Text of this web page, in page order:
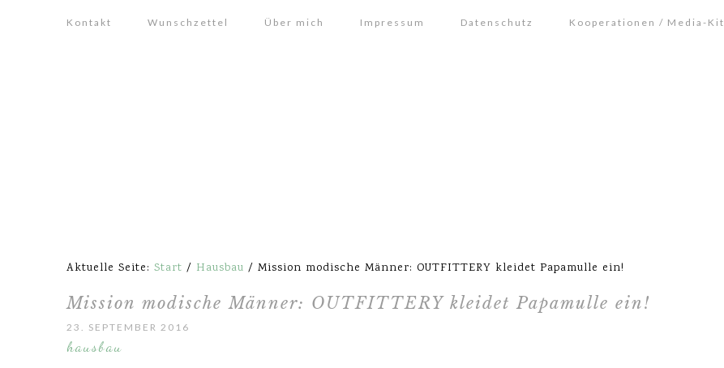
Kontakt Wunschzettel Über mich Impressum Datenschutz Kooperationen / Media-Kit
Aktuelle Seite: Start / Hausbau / Mission modische Männer: OUTFITTERY kleidet Papamulle ein!
Mission modische Männer: OUTFITTERY kleidet Papamulle ein!
23. SEPTEMBER 2016
hausbau